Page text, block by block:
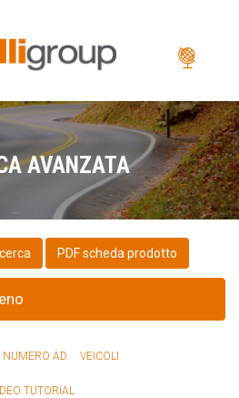
AVANZATA
PDF scheda prodotto
NUMERO AD. VEICOLI
TUTORIAL